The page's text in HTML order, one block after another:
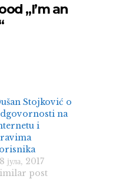
„I’m an
Stojković o
na
i
јула, 2017
post